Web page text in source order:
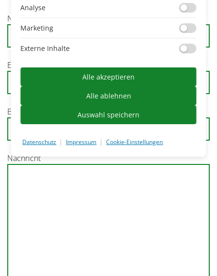
Name
E-Mail-Adresse
Betreff / Anliegen
Nachricht
Analyse
Marketing
Externe Inhalte
Alle akzeptieren
Alle ablehnen
Auswahl speichern
Datenschutz | Impressum | Cookie-Einstellungen